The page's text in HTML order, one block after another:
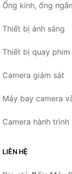
Ống kính, ống
Thiết bị ánh sáng
Thiết bị quay phim
Camera giám sát
Máy bay camera
Camera hành
LIÊN HỆ